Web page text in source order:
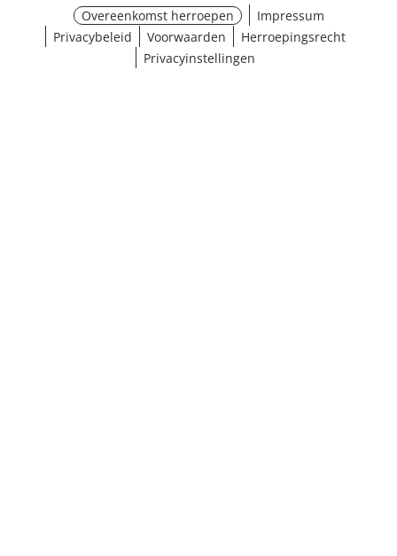
Overeenkomst herroepen
Impressum
Privacybeleid
Voorwaarden
Herroepingsrecht
Privacyinstellingen